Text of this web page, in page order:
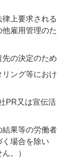
上要求される
雇用管理のた
先の決定のため
リング等におけ
PR又は宣伝活
果等の労働者
場合を除い
。）